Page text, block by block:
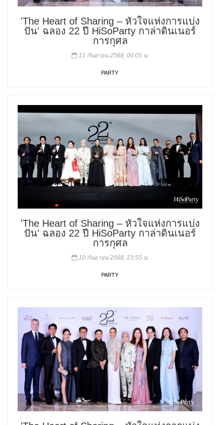
'The Heart of Sharing – หัวใจแห่งการแบ่ง
ปัน' ฉลอง 22 ปี HiSoParty กาล่าดินเนอร์
การกุศล
11 กันยายน 2568, 00:05 น.
PARTY
'The Heart of Sharing – หัวใจแห่งการแบ่ง
ปัน' ฉลอง 22 ปี HiSoParty กาล่าดินเนอร์
การกุศล
10 กันยายน 2568, 23:55 น.
PARTY